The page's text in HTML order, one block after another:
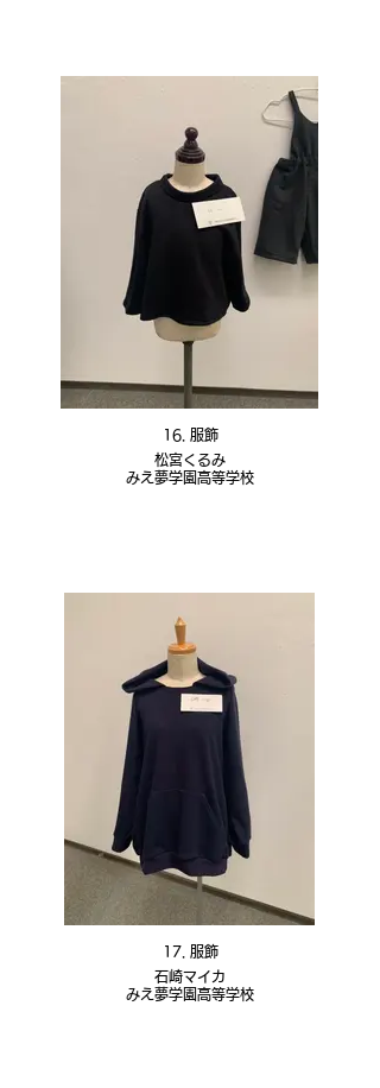
16. 服飾
松宮くるみ
みえ夢学園高等学校
17. 服飾
石崎マイカ
みえ夢学園高等学校